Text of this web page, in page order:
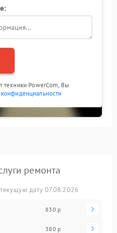
техники PowerCom, Вы
ремонта
дату 07.08.2026
830 р
380 р